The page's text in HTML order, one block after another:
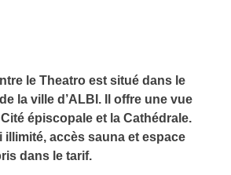
le Theatro est situé dans le
la ville d’ALBI. Il offre une vue
épiscopale et la Cathédrale.
illimité, accès sauna et espace
dans le tarif.